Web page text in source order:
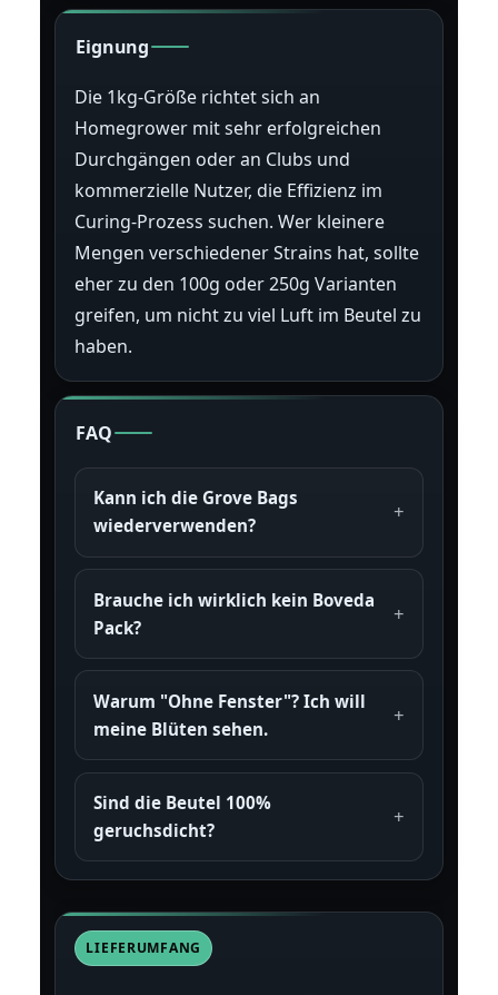
Eignung
Die 1kg-Größe richtet sich an
Homegrower mit sehr erfolgreichen
Durchgängen oder an Clubs und
kommerzielle Nutzer, die Effizienz im
Curing-Prozess suchen. Wer kleinere
Mengen verschiedener Strains hat, sollte
eher zu den 100g oder 250g Varianten
greifen, um nicht zu viel Luft im Beutel zu
haben.
FAQ
Kann ich die Grove Bags
wiederverwenden?
Brauche ich wirklich kein Boveda
Pack?
Warum "Ohne Fenster"? Ich will
meine Blüten sehen.
Sind die Beutel 100%
geruchsdicht?
LIEFERUMFANG